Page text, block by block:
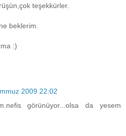
teşekkürler.
beklerim.
:)
2009 22:02
görünüyor...olsa da yesem